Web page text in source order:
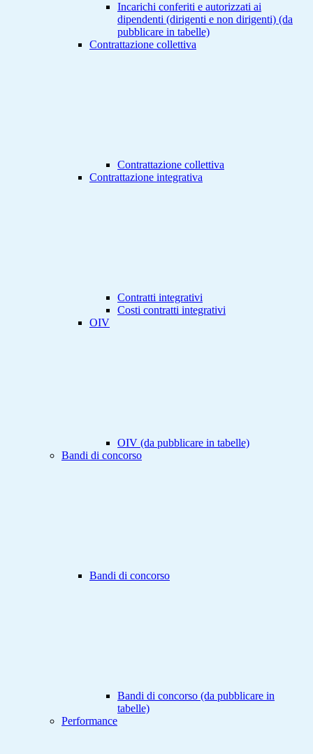
Incarichi conferiti e autorizzati ai
dipendenti (dirigenti e non dirigenti) (da
pubblicare in tabelle)
Contrattazione collettiva
Contrattazione collettiva
Contrattazione integrativa
Contratti integrativi
Costi contratti integrativi
OIV
OIV (da pubblicare in tabelle)
Bandi di concorso
Bandi di concorso
Bandi di concorso (da pubblicare in
tabelle)
Performance